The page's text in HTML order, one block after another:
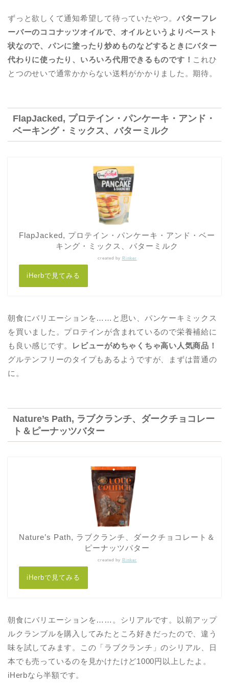
ずっと欲しくて通知希望して待っていたやつ。 バターフレ
ーバーのココナッツオイルで、オイルというよりペースト
状なので、パンに塗ったり炒めものなどするときにバター
代わりに使ったり、いろいろ代用できるものです！ これひ
とつのせいで通常かからない送料がかかりました。期待。
FlapJacked, プロテイン・パンケーキ・アンド・
ベーキング・ミックス、バターミルク
FlapJacked, プロテイン・パンケーキ・アンド・ベー
キング・ミックス、バターミルク
created by Rinker
iHerbで見てみる
朝食にバリエーションを……と思い、パンケーキミックス
を買いました。プロテインが含まれているので栄養補給に
も良い感じです。
レビューがめちゃくちゃ高い人気商品！
グルテンフリーのタイプもあるようですが、まずは普通の
に。
Nature’s Path, ラブクランチ、ダークチョコレー
ト＆ピーナッツバター
Nature’s Path, ラブクランチ、ダークチョコレート＆
ピーナッツバター
created by Rinker
iHerbで見てみる
朝食にバリエーションを……。シリアルです。以前アップ
ルクランブルを購入してみたところ好きだったので、違う
味を試してみます。この「ラブクランチ」のシリアル、日
本でも売っているのを見かけたけど1000円以上したよ。
iHerbなら半額です。